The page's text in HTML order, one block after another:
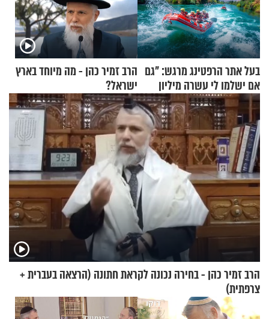
בעל אתר הרפטינג מרגש: "גם
אם ישלמו לי עשרה מיליון
שקלים - לא אפתח בשבת"
הרב זמיר כהן - מה מיוחד בארץ
ישראל?
הרב זמיר כהן - בחירה נכונה לקראת חתונה (הרצאה בעברית +
צרפתית)